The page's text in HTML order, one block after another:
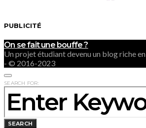
PUBLICITÉ
On se fait une bouffe ?
Un projet étudiant devenu un blog riche
- © 2016-2023
SEARCH FOR:
SEARCH